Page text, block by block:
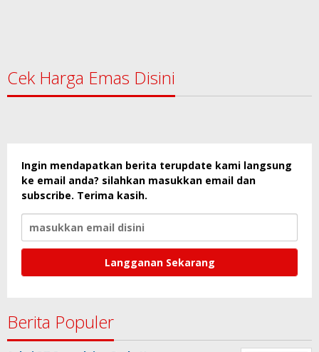
Cek Harga Emas Disini
Ingin mendapatkan berita terupdate kami langsung
ke email anda? silahkan masukkan email dan
subscribe. Terima kasih.
Berita Populer